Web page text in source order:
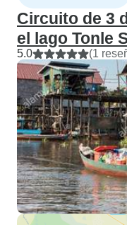
Circuito de 3
el lago Tonle
5.0 (1